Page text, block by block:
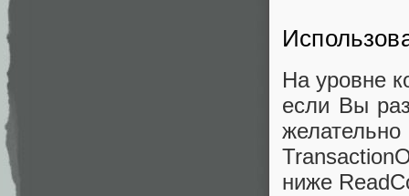
На уровне
если Вы
ниже